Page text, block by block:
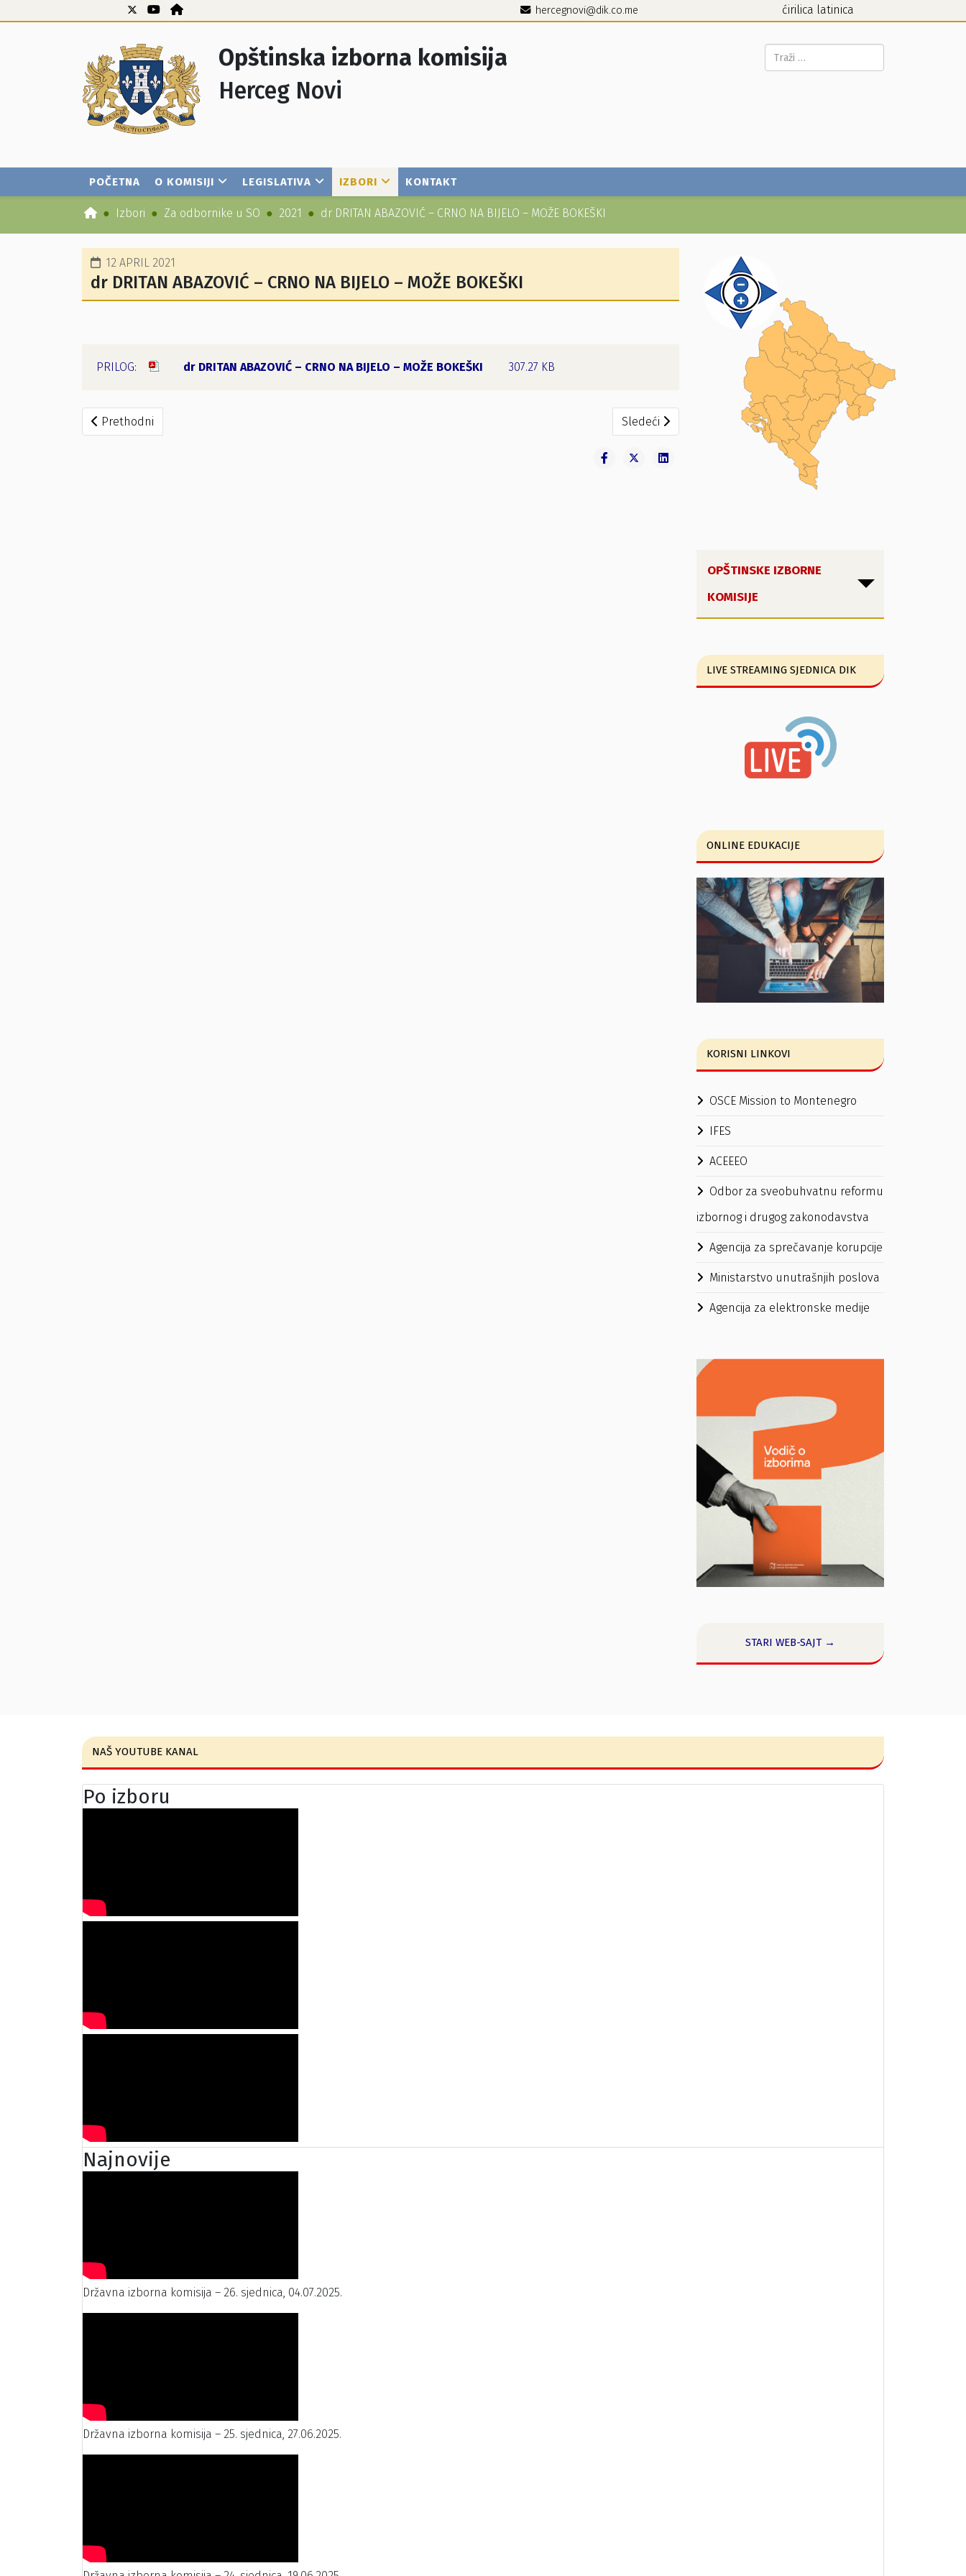
hercegnovi@dik.co.me ćirilica latinica
Opštinska izborna komisija
Herceg Novi
Pretraga...
POČETNA O KOMISIJI LEGISLATIVA IZBORI KONTAKT
Izbori Za odbornike u SO 2021 dr DRITAN ABAZOVIĆ – CRNO NA BIJELO – MOŽE BOKEŠKI
12 APRIL 2021
dr DRITAN ABAZOVIĆ – CRNO NA BIJELO – MOŽE BOKEŠKI
dr DRITAN ABAZOVIĆ – CRNO NA BIJELO – MOŽE BOKEŠKI 307.27 KB
Prethodni članak: Rješenje o utvrđivanju i proglašenju izborne liste
Prethodni Sledeći članak: NOVSKA LISTA – NAŠ GRAD, NAŠ BROD
Sledeći
OPŠTINSKE IZBORNE
KOMISIJE
LIVE STREAMING SJEDNICA DIK
ONLINE EDUKACIJE
KORISNI LINKOVI
OSCE Mission to Montenegro
IFES
ACEEEO
Odbor za sveobuhvatnu reformu
izbornog i drugog zakonodavstva
Agencija za sprečavanje korupcije
Ministarstvo unutrašnjih poslova
Agencija za elektronske medije
STARI WEB-SAJT →
NAŠ YOUTUBE KANAL
Po izboru
Najnovije
Državna izborna komisija – 26. sjednica, 04.07.2025.
Državna izborna komisija – 25. sjednica, 27.06.2025.